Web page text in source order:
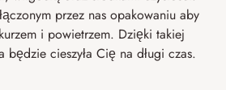
przez nas opakowaniu aby
i powietrzem. Dzięki takiej
cieszyła Cię na długi czas.